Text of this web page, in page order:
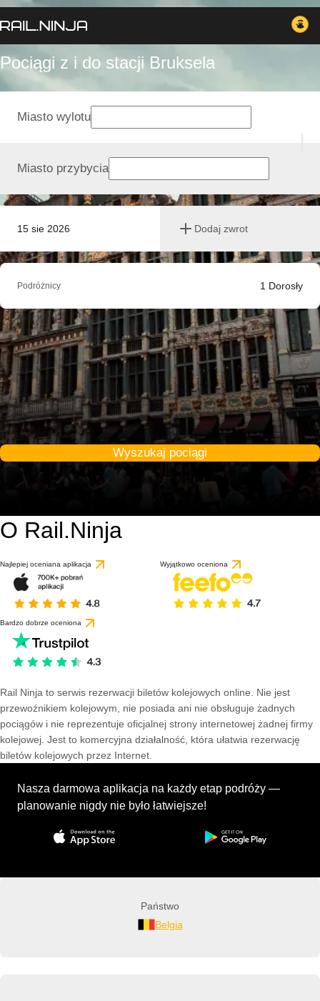
Pociągi z i do stacji Bruksela
15 sie 2026 Dodaj zwrot
Miasto wylotu
Miasto przybycia
Podróżnicy 1 Dorosły
Wyszukaj pociągi
O Rail.Ninja
Najlepiej oceniana aplikacja Wyjątkowo oceniona
Bardzo dobrze oceniona
Rail Ninja to serwis rezerwacji biletów kolejowych online. Nie jest
przewoźnikiem kolejowym, nie posiada ani nie obsługuje żadnych
pociągów i nie reprezentuje oficjalnej strony internetowej żadnej firmy
kolejowej. Jest to komercyjna działalność, która ułatwia rezerwację
biletów kolejowych przez Internet.
Nasza darmowa aplikacja na każdy etap podróży —
planowanie nigdy nie było łatwiejsze!
Państwo
Belgia